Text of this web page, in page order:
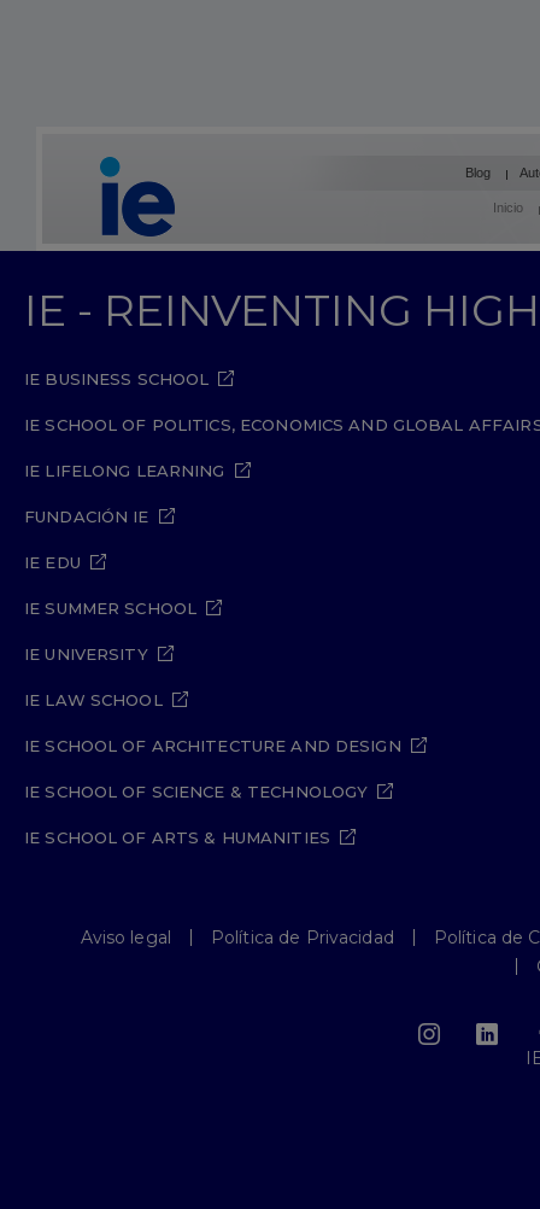
Blog
Inicio
IE - REINVENTING
IE BUSINESS SCHOOL
IE SCHOOL OF POLITICS, ECONOMICS AND GLOBAL
IE LIFELONG LEARNING
FUNDACIÓN IE
IE EDU
IE SUMMER SCHOOL
IE UNIVERSITY
IE LAW SCHOOL
IE SCHOOL OF ARCHITECTURE AND DESIGN
IE SCHOOL OF SCIENCE & TECHNOLOGY
IE SCHOOL OF ARTS & HUMANITIES
Aviso legal Política de Privacidad
Política de